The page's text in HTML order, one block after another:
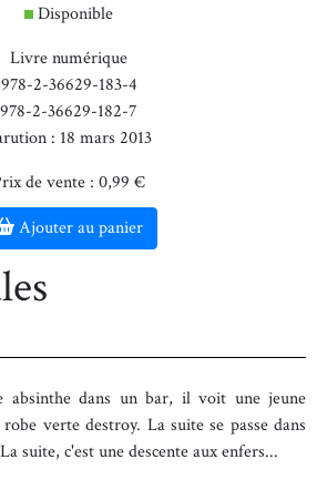
Disponible
Livre numérique
978-2-36629-183-4
978-2-36629-182-7
: 18 mars 2013
de vente : 0,99 €
Ajouter au panier
absinthe dans un bar, il voit une jeune
verte destroy. La suite se passe dans
suite, c'est une descente aux enfers...